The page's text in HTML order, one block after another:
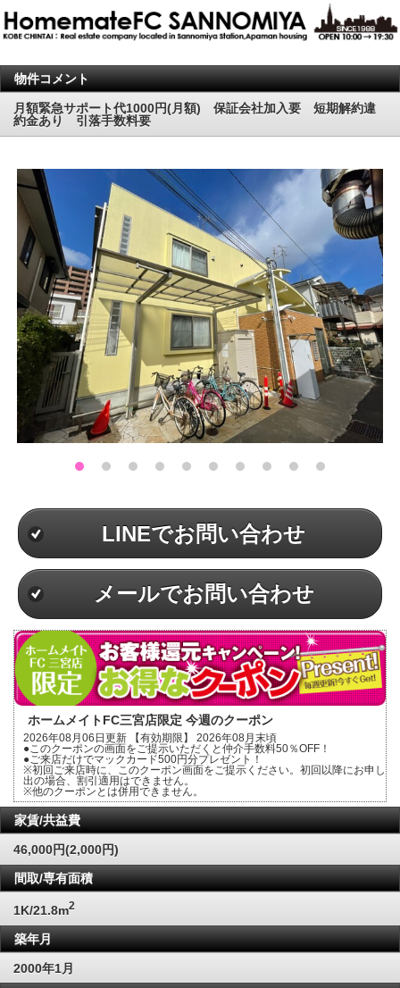
物件コメント
月額緊急サポート代1000円(月額) 保証会社加入要 短期解約違
約金あり 引落手数料要
LINEでお問い合わせ
メールでお問い合わせ
ホームメイトFC三宮店限定 今週のクーポン
2026年08月06日更新 【有効期限】 2026年08月末頃
●このクーポンの画面をご提示いただくと仲介手数料50％OFF！
●ご来店だけでマックカード500円分プレゼント！
※初回ご来店時に、このクーポン画面をご提示ください。初回以降にお申し
出の場合、割引適用はできません。
※他のクーポンとは併用できません。
家賃/共益費
46,000円(2,000円)
間取/専有面積
1K/21.8m2
築年月
2000年1月